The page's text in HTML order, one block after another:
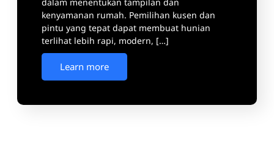
kenyamanan rumah. Pemilihan kusen dan
pintu yang tepat dapat membuat hunian
terlihat lebih rapi, modern, […]
Learn more